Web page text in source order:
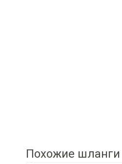
Похожие шланги